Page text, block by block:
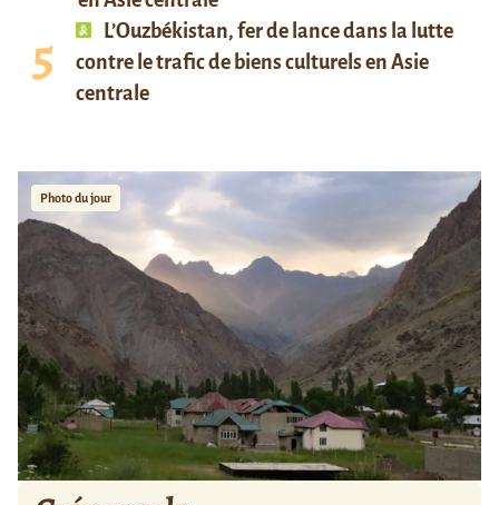
L’Ouzbékistan, fer de lance dans la lutte
contre le trafic de biens culturels en Asie
centrale
Photo du jour